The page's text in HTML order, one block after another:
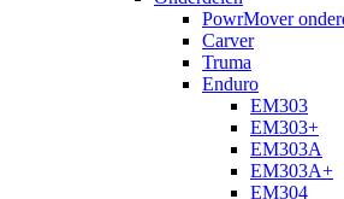
PowrMover
Carver
Truma
Enduro
EM303
EM303+
EM303A
EM303A+
EM304